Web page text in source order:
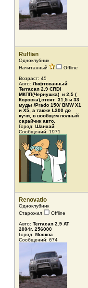
Ruffian
Одноклубник
Начитанный
Offline
Возраст: 45
Авто: Лифтованный
Terracan 2.9 CRDI
МКПП(Чернушка) и 2,5 (
Коровка),стоят 31,5 и 33
муды /Prado 150/ BMW X1
и X5, а также L200 до
кучи, в вообщем полный
сарайчик авто.
Город: Шанхай
Сообщений: 1971
Renovatio
Одноклубник
Старожил
Offline
Авто: Terracan 2.9 AT
2004г. 256000
Город: Москва
Сообщений: 674